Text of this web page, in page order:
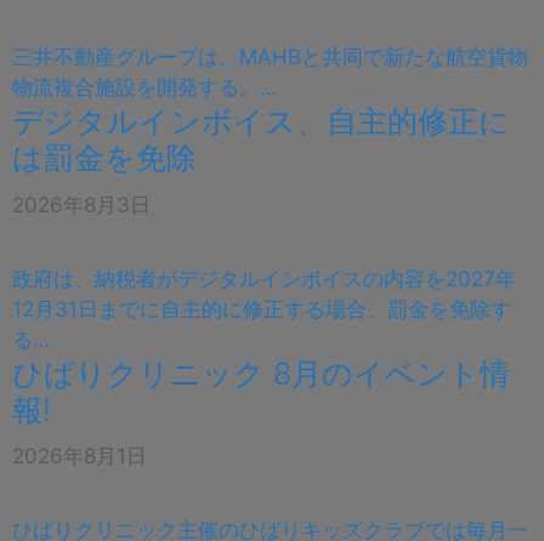
三井不動産グループは、MAHBと共同で新たな航空貨物
物流複合施設を開発する。…
デジタルインボイス、自主的修正に
は罰金を免除
2026年8月3日
政府は、納税者がデジタルインボイスの内容を2027年
12月31日までに自主的に修正する場合、罰金を免除す
る…
ひばりクリニック 8月のイベント情
報!
2026年8月1日
ひばりクリニック主催のひばりキッズクラブでは毎月一